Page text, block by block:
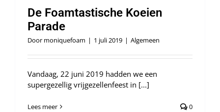
De Foamtastische Koeien
Parade
Door moniquefoam | 1 juli 2019 | Algemeen
Vandaag, 22 juni 2019 hadden we een
supergezellig vrijgezellenfeest in [...]
Lees meer 0